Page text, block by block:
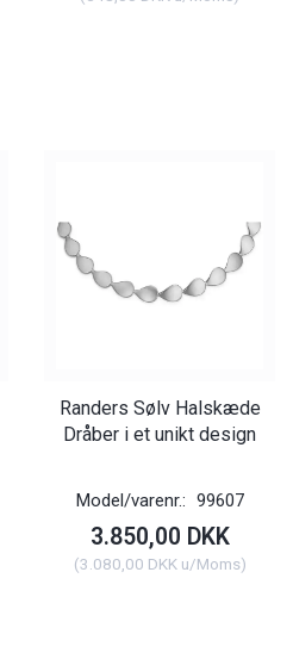
Randers Sølv Halskæde
Dråber i et unikt design
Model/varenr.: 99607
3.850,00 DKK
(3.080,00 DKKu/Moms)